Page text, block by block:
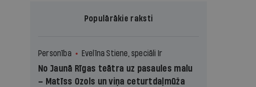
Populārākie raksti
Personība Evelīna Stiene, speciāli Ir
No Jaunā Rīgas teātra uz pasaules malu
– Matīss Ozols un viņa ceturtdaļmūža